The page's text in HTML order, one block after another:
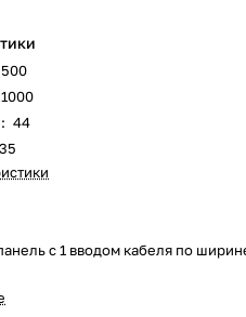
500
1000
: 44
с 1 вводом кабеля по